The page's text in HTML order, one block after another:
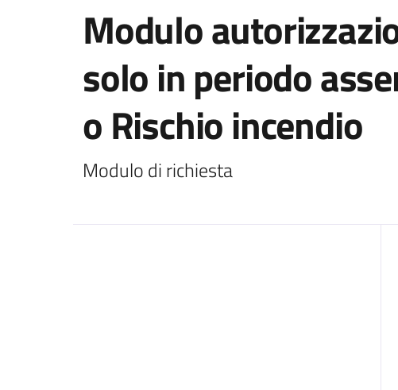
Modulo
solo in periodo
o Rischio incendio
Modulo di richiesta